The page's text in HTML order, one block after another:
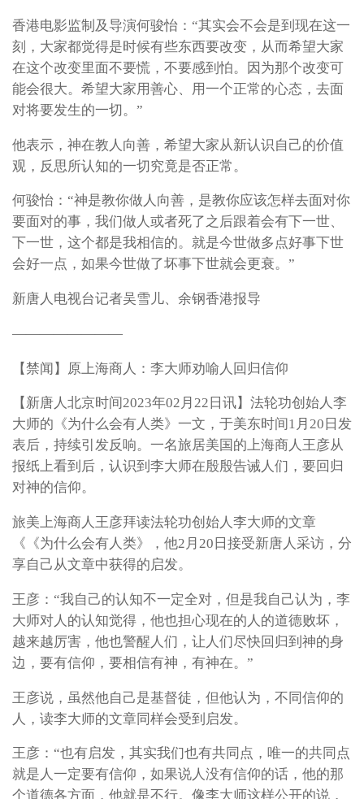
香港电影监制及导演何骏怡：“其实会不会是到现在这一
刻，大家都觉得是时候有些东西要改变，从而希望大家
在这个改变里面不要慌，不要感到怕。因为那个改变可
能会很大。希望大家用善心、用一个正常的心态，去面
对将要发生的一切。”
他表示，神在教人向善，希望大家从新认识自己的价值
观，反思所认知的一切究竟是否正常。
何骏怡：“神是教你做人向善，是教你应该怎样去面对你
要面对的事，我们做人或者死了之后跟着会有下一世、
下一世，这个都是我相信的。就是今世做多点好事下世
会好一点，如果今世做了坏事下世就会更衰。”
新唐人电视台记者吴雪儿、余钢香港报导
————————
【禁闻】原上海商人：李大师劝喻人回归信仰
【新唐人北京时间2023年02月22日讯】法轮功创始人李
大师的《为什么会有人类》一文，于美东时间1月20日发
表后，持续引发反响。一名旅居美国的上海商人王彦从
报纸上看到后，认识到李大师在殷殷告诫人们，要回归
对神的信仰。
旅美上海商人王彦拜读法轮功创始人李大师的文章
《《为什么会有人类》，他2月20日接受新唐人采访，分
享自己从文章中获得的启发。
王彦：“我自己的认知不一定全对，但是我自己认为，李
大师对人的认知觉得，他也担心现在的人的道德败坏，
越来越厉害，他也警醒人们，让人们尽快回归到神的身
边，要有信仰，要相信有神，有神在。”
王彦说，虽然他自己是基督徒，但他认为，不同信仰的
人，读李大师的文章同样会受到启发。
王彦：“也有启发，其实我们也有共同点，唯一的共同点
就是人一定要有信仰，如果说人没有信仰的话，他的那
个道德各方面，他就是不行。像李大师这样公开的说，